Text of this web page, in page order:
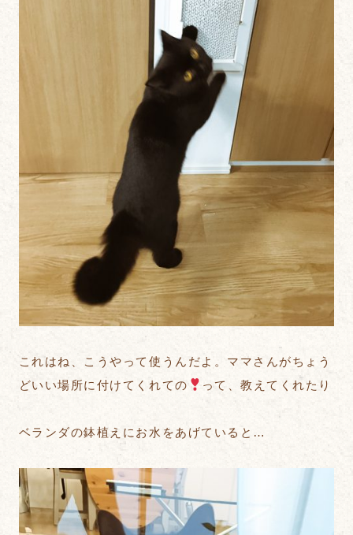
これはね、こうやって使うんだよ。ママさんがちょう
どいい場所に付けてくれての
って、教えてくれたり
ベランダの鉢植えにお水をあげていると…